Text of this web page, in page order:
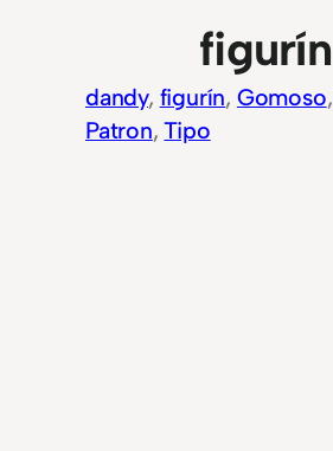
figurín
dandy, figurín, Gomoso,
Patron, Tipo